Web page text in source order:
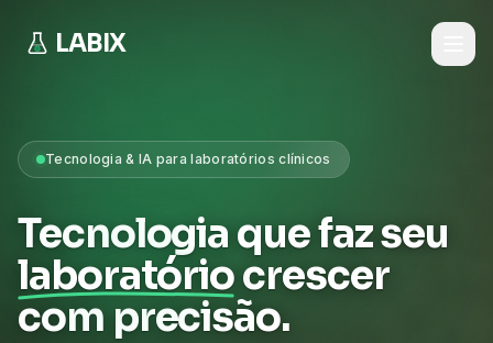
LABIX
Tecnologia & IA para laboratórios clínicos
Tecnologia que faz seu
laboratóriocrescer
com precisão.